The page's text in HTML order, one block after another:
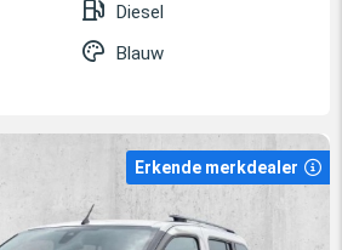
Diesel
Blauw
Erkende merkdealer